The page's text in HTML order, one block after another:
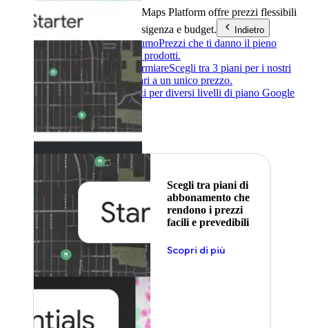
Prodotti e servizi
Google Maps Platform offre prezzi flessibili
per soddisfare qualsiasi esigenza e budget.
Indietro
Pagamento a consumoPrezzi che ti danno il pieno
controllo sui nostri prodotti.
Abbonati per risparmiareScegli tra 3 piani per i nostri
prodotti più popolari a un unico prezzo.
Google Earth Prezzi per diversi livelli di piano Google
Earth.
In primo piano
Scegli tra piani di
abbonamento che
rendono i prezzi
facili e prevedibili
Scopri di più